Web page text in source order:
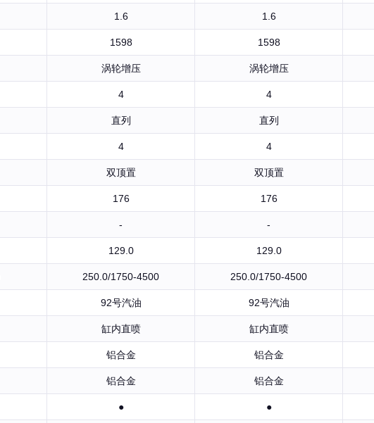
1.6 1.6
1598 1598
涡轮增压 涡轮增压
4 4
直列 直列
4 4
双顶置 双顶置
176 176
- -
129.0 129.0
250.0/1750-4500 250.0/1750-4500
92号汽油 92号汽油
缸内直喷 缸内直喷
铝合金 铝合金
铝合金 铝合金
● ●